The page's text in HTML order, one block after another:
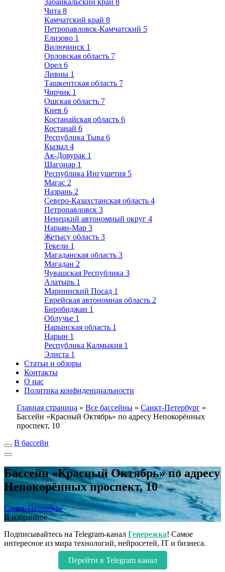
Забайкальский край 8
Чита 8
Камчатский край 8
Петропавловск-Камчатский 5
Елизово 1
Вилючинск 1
Орловская область 7
Орел 6
Ливны 1
Ташкентская область 7
Чирчик 1
Ошская область 7
Киев 6
Костанайская область 6
Костанай 6
Республика Тыва 6
Кызыл 4
Ак-Довурак 1
Шагонар 1
Республика Ингушетия 5
Магас 2
Назрань 2
Северо-Казахстанская область 4
Петропавловск 3
Ненецкий автономный округ 4
Нарьян-Мар 3
Жетысу область 3
Текели 1
Магаданская область 3
Магадан 2
Чувашская Республика 3
Алатырь 1
Мариинский Посад 1
Еврейская автономная область 2
Биробиджан 1
Облучье 1
Нарынская область 1
Нарын 1
Республика Калмыкия 1
Элиста 1
Статьи и обзоры
Контакты
О нас
Политика конфиденциальности
Главная страница » Все бассейны » Санкт-Петербург »
Бассейн «Красный Октябрь» по адресу Непокорённых
проспект, 10
В бассейн
Бассейн «Красный Октябрь» по адресу
Непокорённых проспект, 10
Санкт-Петербург
В избранное
Подписывайтесь на Telegram-канал Генережка! Самое
интересное из мира технологий, нейросетей, IT и бизнеса.
Перейти в Telegram канал